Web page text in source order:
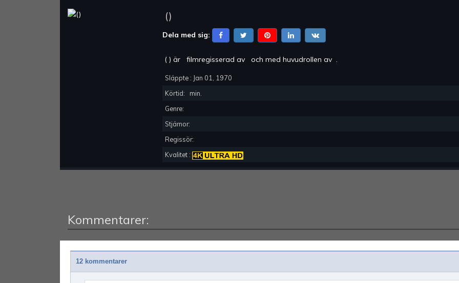
()
Dela med sig:
( ) är filmregisserad av och med huvudrollen av .
Släppte : Jan 01, 1970
Körtid:
min.
Genre:
Stjärnor:
Regissör:
Kvalitet :
Kommentarer:
12 kommentarer